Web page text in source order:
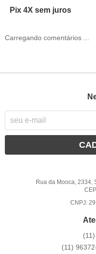
Pix 4X sem juros
Carregando comentários ...
Rua da Mooca, 2334,
CNPJ:
(11)
(11)